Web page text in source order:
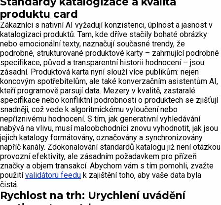
produktu card
Zákazníci s nativní AI vyžadují konzistenci, úplnost a jasnost v
katalogizaci produktů. Tam, kde dříve stačily bohaté obrázky
nebo emocionální texty, naznačují současné trendy, že
podrobné, strukturované produktové karty – zahrnující podrobné
specifikace, původ a transparentní historii hodnocení – jsou
zásadní. Produktová karta nyní slouží více publikům: nejen
koncovým spotřebitelům, ale také konverzačním asistentům AI,
kteří programově parsují data. Mezery v kvalitě, zastaralé
specifikace nebo konfliktní podrobnosti o produktech se zjišťují
snadněji, což vede k algoritmickému vyloučení nebo
nepříznivému hodnocení. S tím, jak generativní vyhledávání
nabývá na vlivu, musí maloobchodníci znovu vyhodnotit, jak jsou
jejich katalogy formátovány, označovány a synchronizovány
napříč kanály. Zdokonalování standardů katalogu již není otázkou
provozní efektivity, ale zásadním požadavkem pro přízeň
značky a objem transakcí. Abychom vám s tím pomohli, zvažte
použitívalidátoru feedu k zajištění toho, aby vaše data byla
čistá.
Rychlost na trh: Urychlení uvádění